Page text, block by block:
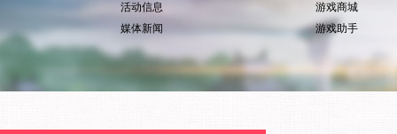
活动信息
媒体新闻
游戏商城
游戏助手